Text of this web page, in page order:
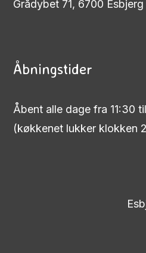
Grådybet 71, 6700
Åbningstider
Åbent alle dage fra 11:30
(køkkenet lukker klokken